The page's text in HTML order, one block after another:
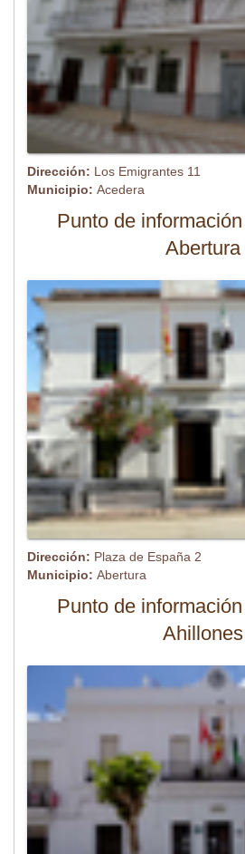
Dirección: Los Emigrantes 11
Municipio: Acedera
Punto de
Abertura
Dirección: Plaza de España 2
Municipio: Abertura
Punto de
Ahillones